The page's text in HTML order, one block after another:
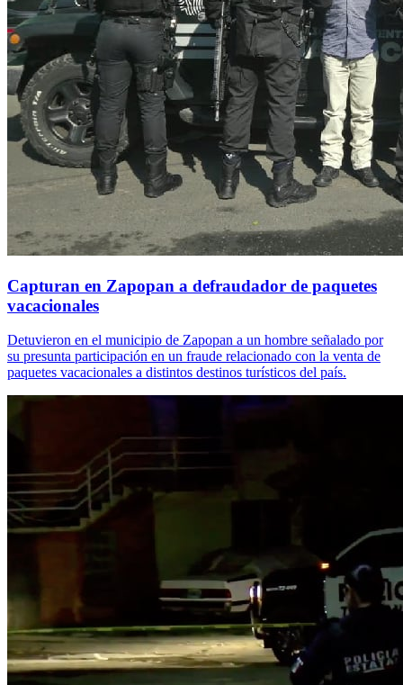
Capturan en Zapopan a defraudador de paquetes
vacacionales
Detuvieron en el municipio de Zapopan a un hombre señalado por
su presunta participación en un fraude relacionado con la venta de
paquetes vacacionales a distintos destinos turísticos del país.